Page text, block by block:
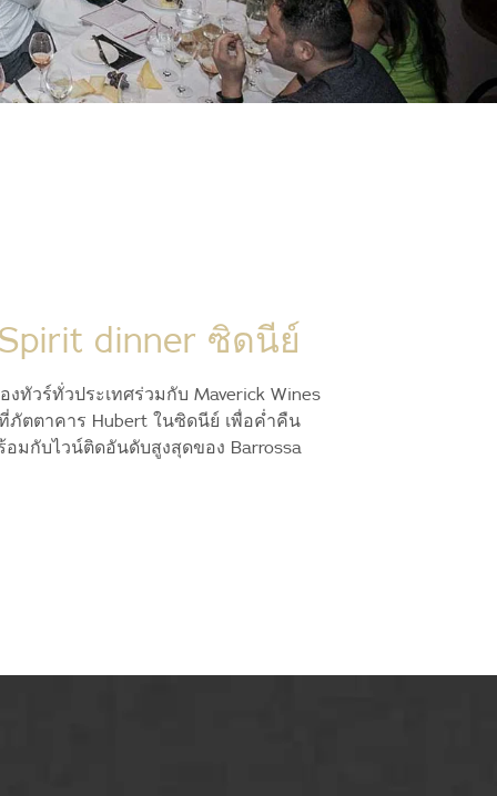
dinner ซิดนีย์
ทัวร์ทั่วประเทศร่วมกับ Maverick Wines
ที่ภัตตาคาร Hubert ในซิดนีย์ เพื่อค่ำคืน
อมกับไวน์ติดอันดับสูงสุดของ Barrossa